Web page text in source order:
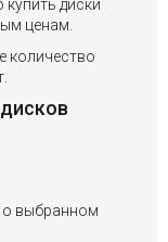
диски
ценам.
количество
выбранном